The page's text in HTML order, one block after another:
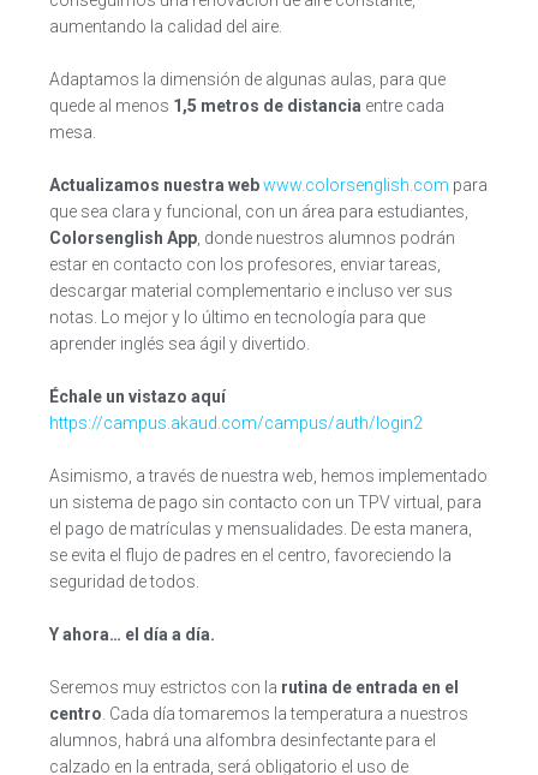
aumentando la calidad del aire.
Adaptamos la dimensión de algunas aulas, para que
quede al menos 1,5 metros de distancia entre cada
mesa.
Actualizamos nuestra web www.colorsenglish.com para
que sea clara y funcional, con un área para estudiantes,
Colorsenglish App , donde nuestros alumnos podrán
estar en contacto con los profesores, enviar tareas,
descargar material complementario e incluso ver sus
notas. Lo mejor y lo último en tecnología para que
aprender inglés sea ágil y divertido.
Échale un vistazo aquí
https://campus.akaud.com/campus/auth/login2
Asimismo, a través de nuestra web, hemos implementado
un sistema de pago sin contacto con un TPV virtual, para
el pago de matrículas y mensualidades. De esta manera,
se evita el flujo de padres en el centro, favoreciendo la
seguridad de todos.
Y ahora… el día a día.
Seremos muy estrictos con la rutina de entrada en el
centro . Cada día tomaremos la temperatura a nuestros
alumnos, habrá una alfombra desinfectante para el
calzado en la entrada, será obligatorio el uso de